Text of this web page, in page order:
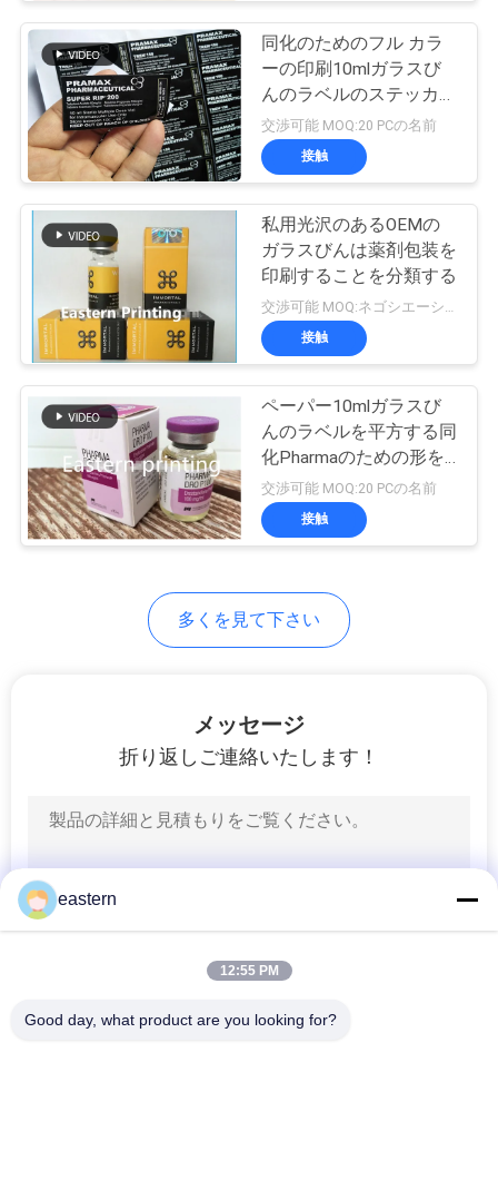
場
合
地
図
PRIVACY
POLICY
薬のびんのラベル
薬のびん箱
小さいガラス ガラ
9
プラスチック タブ
レットのびん
帽子を離れたフリ
同化のためのフル カラ
ーの印刷10mlガラスび
んのラベルのステッカー
の光沢のある表面
交渉可能 MOQ:20 PCの名前
接触
私用光沢のあるOEMの
ガラスびんは薬剤包装を
印刷することを分類する
接触
ペーパー10mlガラスび
んのラベルを平方する同
化Pharmaのための形を
予約した
交渉可能 MOQ:20 PCの名前
接触
多くを見て下さい
メッセージ
折り返しご連絡いたします！
eastern
12:55 PM
Good day, what product are you looking for?